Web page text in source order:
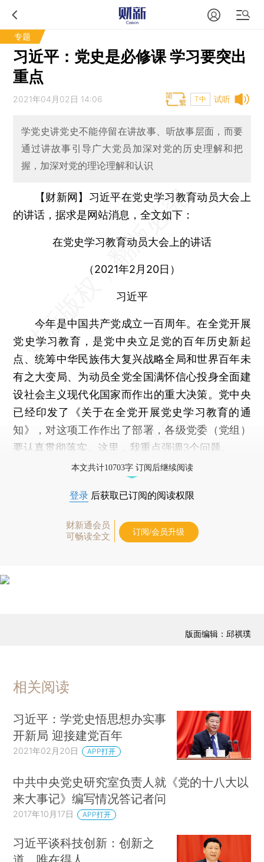
专题
习近平：党史是必修课 学习要突出
重点
试听
2021年04月02日 14:06 T中
学党史讲党史不能停留在讲故事、听故事层面，而要
通过讲故事引导广大党员加深对党的历史理解和把
握，加深对党的理论理解和认识
【财新网】 习近平在党史学习教育动员大会上
的讲话，据求是网站消息，全文如下：
在党史学习教育动员大会上的讲话
（2021年2月20日）
习近平
今年是中国共产党成立一百周年。在全党开展
党史学习教育，是党中央立足党的百年历史新起
点、统筹中华民族伟大复兴战略全局和世界百年未
有之大变局、为动员全党全国满怀信心投身全面建
设社会主义现代化国家而作出的重大决策。党中央
已经印发了《关于在全党开展党史学习教育的通
知》，对这项工作作出了部署，各级党委（党组）
要认真贯彻落实。这里，我重点强调3个问题。
本文共计10703字 订阅后继续阅读
登录 后获取已订阅的阅读权限
财新通会员
可畅读全文
订阅/会员升级
版面编辑：邱祺璞
相关阅读
习近平：学党史悟思想办实事
开新局 迎接建党百年
2021年02月20日 APP打开
中共中央党史研究室负责人就《党的十八大以
来大事记》编写情况答记者问
2017年10月17日 APP打开
习近平谈科技创新：创新之